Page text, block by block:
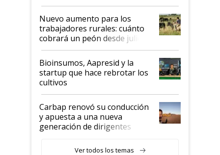
Nuevo aumento para los
trabajadores rurales: cuánto
cobrará un peón desde julio
Bioinsumos, Aapresid y la
startup que hace rebrotar los
cultivos
Carbap renovó su conducción
y apuesta a una nueva
generación de dirigentes
Ver todos los temas